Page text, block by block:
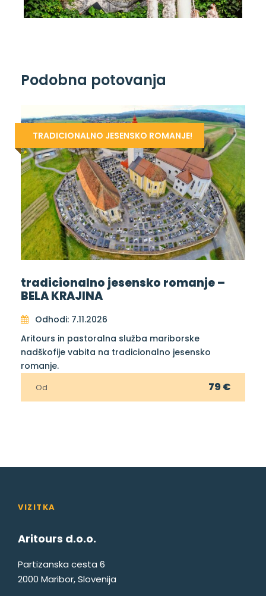
Podobna potovanja
TRADICIONALNO JESENSKO ROMANJE!
tradicionalno jesensko romanje –
BELA KRAJINA
Odhodi: 7.11.2026
Aritours in pastoralna služba mariborske
nadškofije vabita na tradicionalno jesensko
romanje.
Od 79 €
VIZITKA
Aritours d.o.o.
Partizanska cesta 6
2000 Maribor, Slovenija